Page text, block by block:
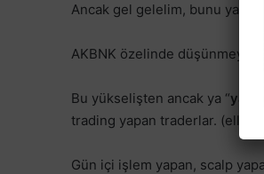
Ancak gel gelelim, bunu
AKBNK özelinde düşünmeyin,
Bu yükselişten ancak ya “
trading yapan traderlar. (elliott,
Gün içi işlem yapan, scalp